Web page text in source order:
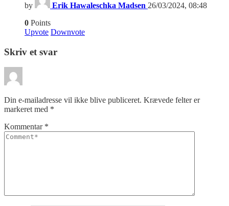
by Erik Hawaleschka Madsen 26/03/2024, 08:48
0 Points
Upvote Downvote
Skriv et svar
Din e-mailadresse vil ikke blive publiceret. Krævede felter er
markeret med *
Kommentar *